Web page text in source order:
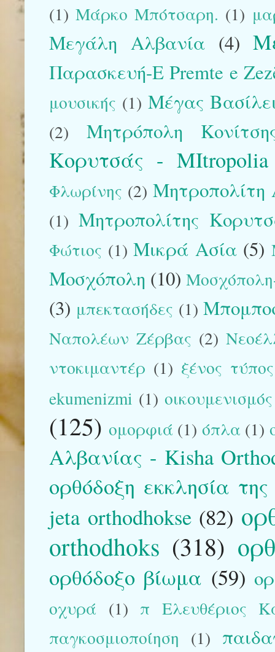
(1) Μάρκο Μπότσαρη. (1)
Μεγάλη Αλβανία (4)
Παρασκευή-E Premte e
μουσικής (1) Μέγας
(2) Μητρόπολη
Κορυτσάς - MItropolia
Φλωρίνης (2) Μητροπολίτη
(1) Μητροπολίτης
Φώτιος (1) Μικρά Ασία (5)
Μοσχόπολη (10)
(3) μπεκτασήδες (1)
Ναπολέων Ζέρβας (2)
ντοκιμαντέρ (1) ξένος τύπος
ekumenizmi (1) οικουμενισμός
(125) ομορφιά (1) όπλα (1)
Αλβανίας - Kisha
ορθόδοξη εκκλησία
jeta orthodhokse (82)
orthodhoks (318)
ορθόδοξο βίωμα (59)
οχυρά (1) π Ελευθέριος
παγκοσμιοποίηση (1)